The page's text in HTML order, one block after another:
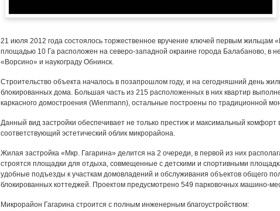
21 июля 2012 года состоялось торжественное вручение ключей первым
площадью 10 Га расположен на северо-западной окраине города Балабаново, в
«Ворсино» и наукограду Обнинск.
Строительство объекта началось в позапрошлом году, и на сегодняшний день
блокированных дома. Большая часть из 215 расположенных в них квартир
каркасного домостроения (Wienmann), остальные построены по традиционной
Данный вид застройки обеспечивает не только престиж и максимальный комфорт
соответствующий эстетический облик микрорайона.
Жилая застройка «Мкр. Гагарина» делится на 2 очереди, в первой из них
строятся площадки для отдыха, совмещенные с детскими и спортивными
удобные подъезды к участкам домовладений и обслуживания объектов общего
блокированных коттеджей. Проектом предусмотрено 549 парковочных машино-
Микрорайон Гагарина строится с полным инженерным благоустройством: